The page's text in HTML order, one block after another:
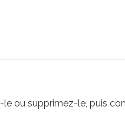
ou supprimez-le, puis